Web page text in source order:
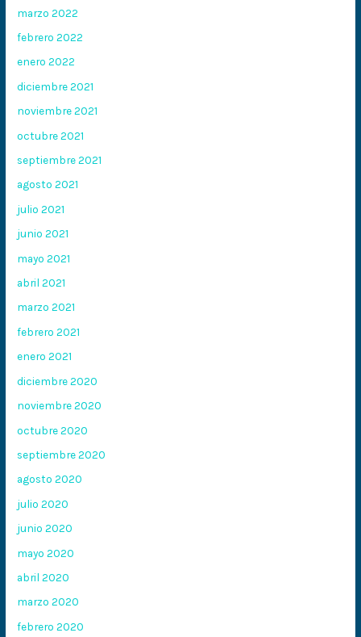
marzo 2022
febrero 2022
enero 2022
diciembre 2021
noviembre 2021
octubre 2021
septiembre 2021
agosto 2021
julio 2021
junio 2021
mayo 2021
abril 2021
marzo 2021
febrero 2021
enero 2021
diciembre 2020
noviembre 2020
octubre 2020
septiembre 2020
agosto 2020
julio 2020
junio 2020
mayo 2020
abril 2020
marzo 2020
febrero 2020